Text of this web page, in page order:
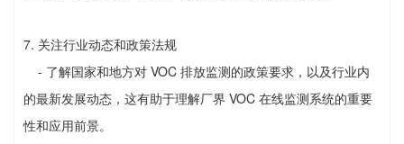
7. 关注行业动态和政策法规
- 了解国家和地方对 VOC 排放监测的政策要求，以及行业内
的最新发展动态，这有助于理解厂界 VOC 在线监测系统的重要
性和应用前景。